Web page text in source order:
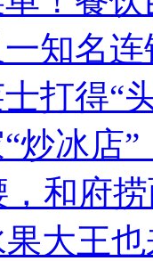
一知名
打得“
炒冰店
，和府
果大王